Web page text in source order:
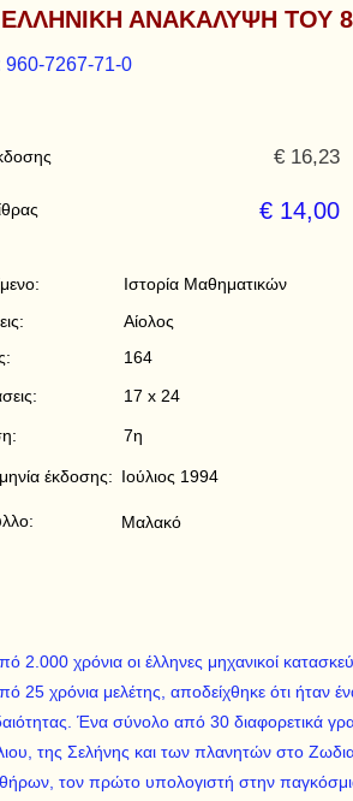
ΑΝΑΚΑΛΥΨΗ ΤΟΥ
960-7267-71-0
€ 16,23
€ 14,00
έκδοσης:
Ιστορία Μαθηματικών
Αίολος
164
17 x 24
7η
Ιούλιος 1994
Μαλακό
2.000 χρόνια οι έλληνες μηχανικοί
25 χρόνια μελέτης, αποδείχθηκε ότι ήταν
Ένα σύνολο από 30 διαφορετικά
της Σελήνης και των πλανητών στο
τον πρώτο υπολογιστή στην